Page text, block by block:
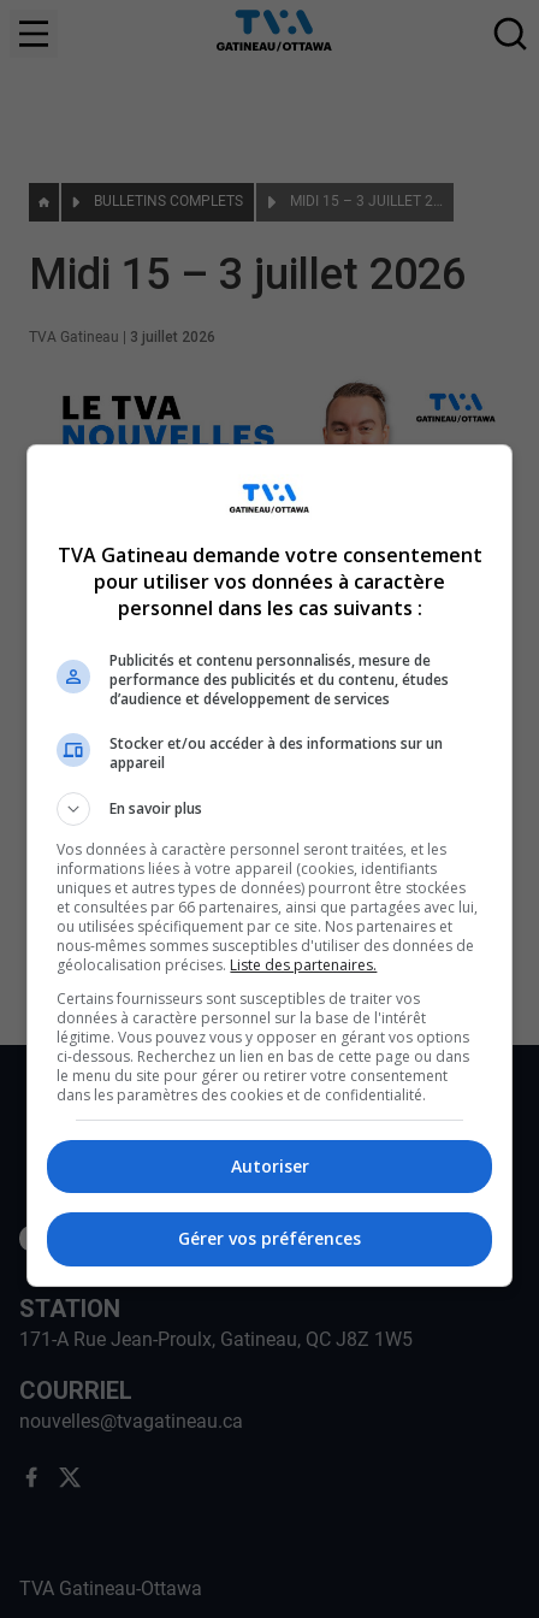
BULLETINS COMPLETS MIDI 15 – 3 JUILLET 2026
Midi 15 – 3 juillet 2026
TVA Gatineau 3 juillet 2026
Double infanticide : L’identité du père dévoilée.
dénoncés.
Québec investi pour lutter contre la criminalité.
SOUTENIR NOS MÉDIAS, C’EST PROTÉGER NOTRE
CULTURE ET NOTRE ÉCONOMIE
STATION
171-A Rue Jean-Proulx, Gatineau, QC J8Z 1W5
COURRIEL
nouvelles@tvagatineau.ca
TVA Gatineau-Ottawa
TVA Gatineau demande votre consentement
pour utiliser vos données à caractère
personnel dans les cas suivants :
Publicités et contenu personnalisés, mesure de
performance des publicités et du contenu, études
d’audience et développement de services
Stocker et/ou accéder à des informations sur un
appareil
En savoir plus
Vos données à caractère personnel seront traitées, et les
informations liées à votre appareil (cookies, identifiants
uniques et autres types de données) pourront être stockées
et consultées par 66 partenaires, ainsi que partagées avec lui,
ou utilisées spécifiquement par ce site. Nos partenaires et
nous-mêmes sommes susceptibles d'utiliser des données de
géolocalisation précises. Liste des partenaires.
Certains fournisseurs sont susceptibles de traiter vos
données à caractère personnel sur la base de l'intérêt
légitime. Vous pouvez vous y opposer en gérant vos options
ci-dessous. Recherchez un lien en bas de cette page ou dans
le menu du site pour gérer ou retirer votre consentement
dans les paramètres des cookies et de confidentialité.
Autoriser
Gérer vos préférences